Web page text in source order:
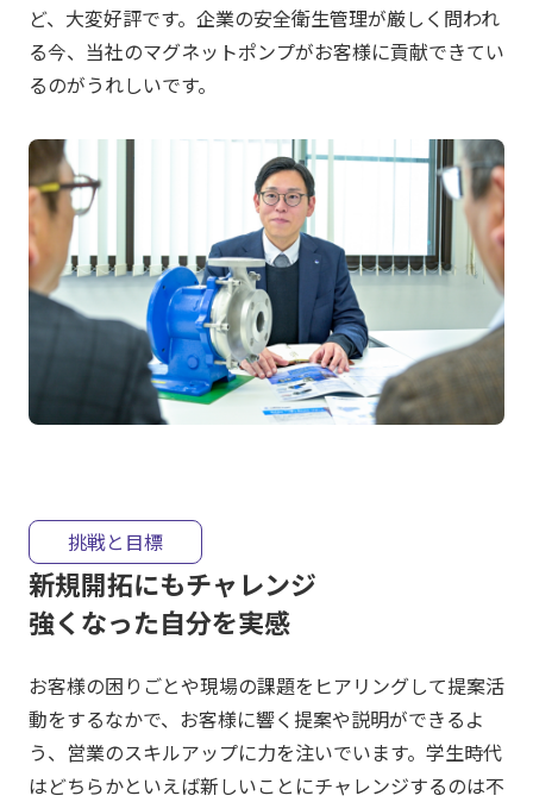
ど、大変好評です。企業の安全衛生管理が厳しく問われ
る今、当社のマグネットポンプがお客様に貢献できてい
るのがうれしいです。
挑戦と目標
新規開拓にもチャレンジ
強くなった自分を実感
お客様の困りごとや現場の課題をヒアリングして提案活
動をするなかで、お客様に響く提案や説明ができるよ
う、営業のスキルアップに力を注いでいます。学生時代
はどちらかといえば新しいことにチャレンジするのは不